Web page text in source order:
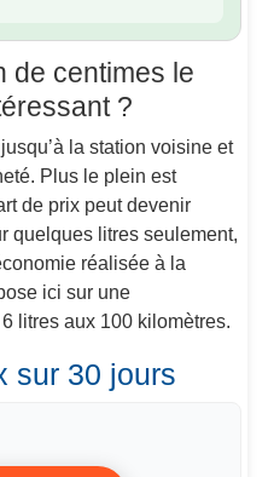
de centimes le
?
la station voisine et
Plus le plein est
de prix peut devenir
quelques litres seulement,
réalisée à la
ici sur une
litres aux 100 kilomètres.
sur 30 jours